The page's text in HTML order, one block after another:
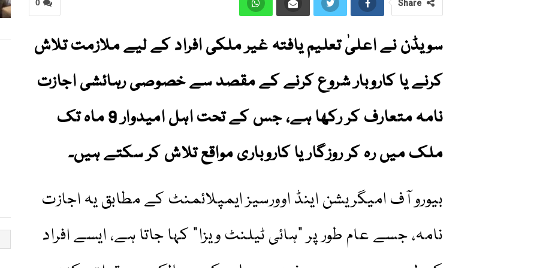
0 Share
سویڈن نے اعلیٰ تعلیم یافتہ غیر ملکی افراد کے لیے ملازمت تلاش
کرنے یا کاروبار شروع کرنے کے مقصد سے خصوصی رہائشی اجازت
نامہ متعارف کر رکھا ہے، جس کے تحت اہل امیدوار 9 ماہ تک
ملک میں رہ کر روزگار یا کاروباری مواقع تلاش کر سکتے ہیں۔
بیورو آف امیگریشن اینڈ اوورسیز ایمپلائمنٹ کے مطابق یہ اجازت
نامہ، جسے عام طور پر "ہائی ٹیلنٹ ویزا” کہا جاتا ہے، ایسے افراد